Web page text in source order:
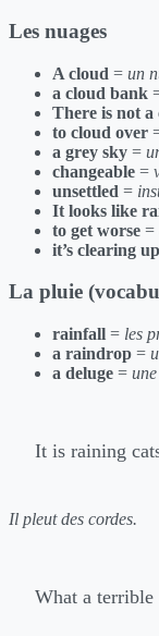
Les nuages
A cloud = un
a cloud bank
There is not
to cloud over
a grey sky =
changeable =
unsettled =
It looks like
to get worse =
it’s clearing up
La pluie
rainfall = les
a raindrop =
a deluge =
It is raining
Il pleut des cordes.
What a terrible